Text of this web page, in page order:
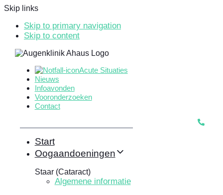
Skip links
Skip to primary navigation
Skip to content
Acute Situaties
Nieuws
Infoavonden
Vooronderzoeken
Contact
Start
Oogaandoeningen
Staar (Cataract)
Algemene informatie